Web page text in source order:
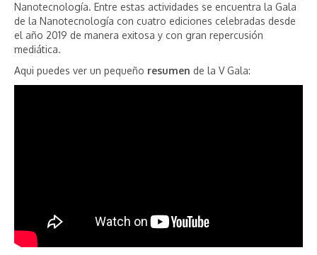
Nanotecnología. Entre estas actividades se encuentra la Gala
de la Nanotecnología con cuatro ediciones celebradas desde
el año 2019 de manera exitosa y con gran repercusión
mediática.
Aqui puedes ver un pequeño resumen de la V Gala: